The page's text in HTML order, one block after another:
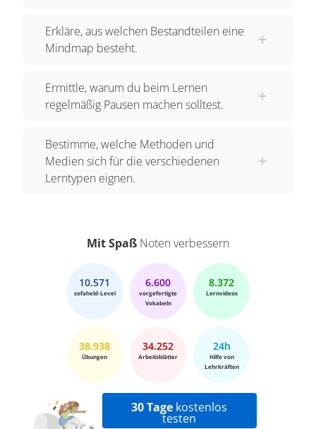
Erkläre, aus welchen Bestandteilen eine
Mindmap besteht.
Ermittle, warum du beim Lernen
regelmäßig Pausen machen solltest.
Bestimme, welche Methoden und
Medien sich für die verschiedenen
Lerntypen eignen.
Mit Spaß Noten verbessern
10.571
sofaheld-Level
6.600
vorgefertigte
Vokabeln
8.372
Lernvideos
38.938
Übungen
34.252
Arbeitsblätter
24h
Hilfe von
Lehrkräften
30 Tage kostenlos
testen